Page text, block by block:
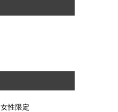
女性限定